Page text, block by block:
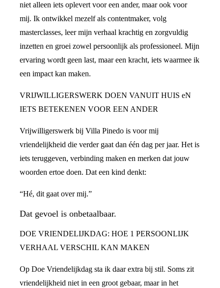
niet alleen iets oplevert voor een ander, maar ook voor
mij. Ik ontwikkel mezelf als contentmaker, volg
masterclasses, leer mijn verhaal krachtig en zorgvuldig
inzetten en groei zowel persoonlijk als professioneel. Mijn
ervaring wordt geen last, maar een kracht, iets waarmee ik
een impact kan maken.
VRIJWILLIGERSWERK DOEN VANUIT HUIS eN
IETS BETEKENEN VOOR EEN ANDER
Vrijwilligerswerk bij Villa Pinedo is voor mij
vriendelijkheid die verder gaat dan één dag per jaar. Het is
iets teruggeven, verbinding maken en merken dat jouw
woorden ertoe doen. Dat een kind denkt:
“Hé, dit gaat over mij.”
Dat gevoel is onbetaalbaar.
DOE VRIENDELIJKDAG: HOE 1 PERSOONLIJK
VERHAAL VERSCHIL KAN MAKEN
Op Doe Vriendelijkdag sta ik daar extra bij stil. Soms zit
vriendelijkheid niet in een groot gebaar, maar in het